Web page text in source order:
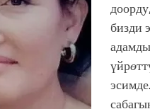
бизди
үйрө